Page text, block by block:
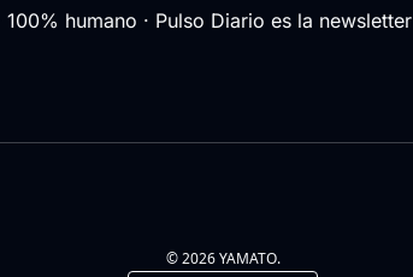
humano · Pulso Diario es la newsletter
© 2026 YAMATO.